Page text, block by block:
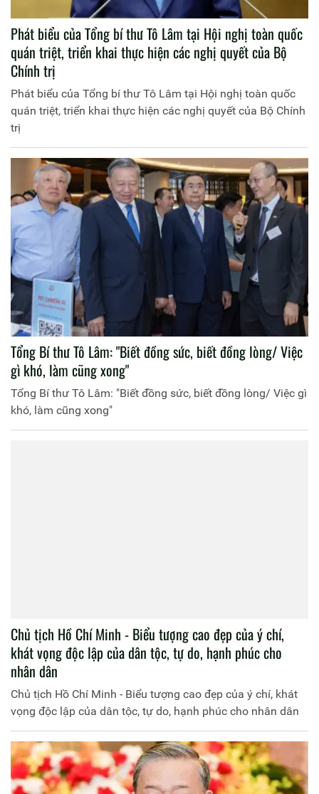
Phát biểu của Tổng bí thư Tô Lâm tại Hội nghị toàn quốc
quán triệt, triển khai thực hiện các nghị quyết của Bộ
Chính trị
Phát biểu của Tổng bí thư Tô Lâm tại Hội nghị toàn quốc
quán triệt, triển khai thực hiện các nghị quyết của Bộ Chính
trị
Tổng Bí thư Tô Lâm: "Biết đồng sức, biết đồng lòng/ Việc
gì khó, làm cũng xong"
Tổng Bí thư Tô Lâm: "Biết đồng sức, biết đồng lòng/ Việc gì
khó, làm cũng xong"
Chủ tịch Hồ Chí Minh - Biểu tượng cao đẹp của ý chí,
khát vọng độc lập của dân tộc, tự do, hạnh phúc cho
nhân dân
Chủ tịch Hồ Chí Minh - Biểu tượng cao đẹp của ý chí, khát
vọng độc lập của dân tộc, tự do, hạnh phúc cho nhân dân